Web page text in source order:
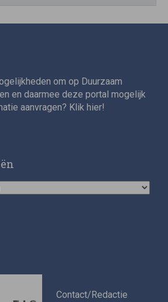
(manager)
om op Duurzaam
en daarmee deze portal mogelijk
aanvragen? Klik hier!
Contact/Redactie